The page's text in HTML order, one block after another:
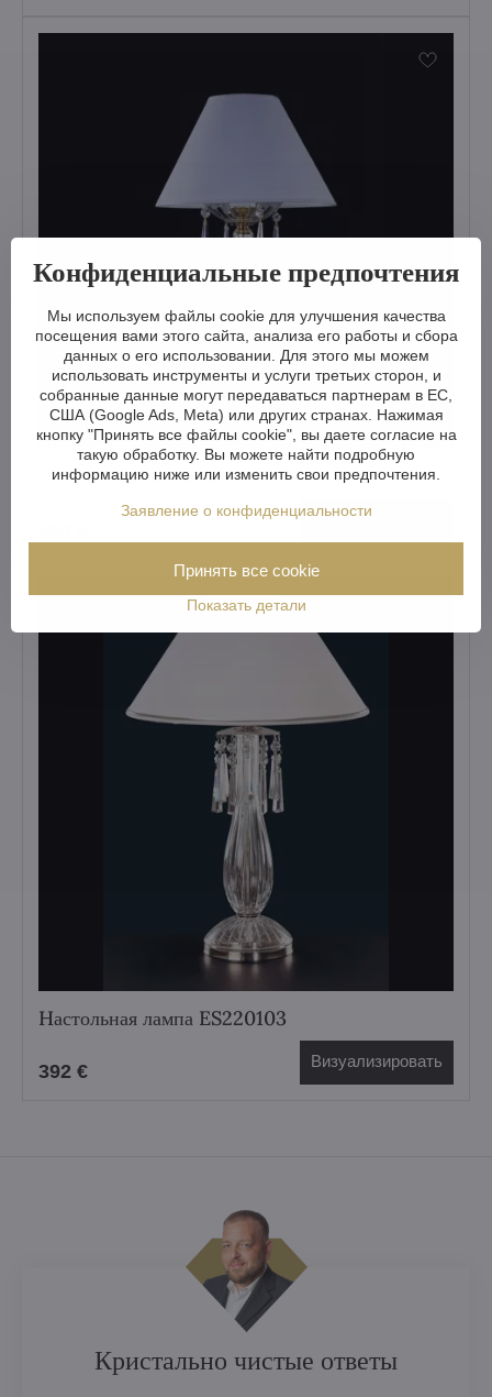
Hастольная лампа AS054
Визуализировать
Hастольная лампа ES220103
392 € Визуализировать
Кристально чистые ответы
Конфиденциальные предпочтения
Мы используем файлы cookie для улучшения качества
посещения вами этого сайта, анализа его работы и сбора
данных о его использовании. Для этого мы можем
использовать инструменты и услуги третьих сторон, и
собранные данные могут передаваться партнерам в ЕС,
США (Google Ads, Meta) или других странах. Нажимая
кнопку "Принять все файлы cookie", вы даете согласие на
такую обработку. Вы можете найти подробную
информацию ниже или изменить свои предпочтения.
Заявление о конфиденциальности
Показать детали
Принять все cookie